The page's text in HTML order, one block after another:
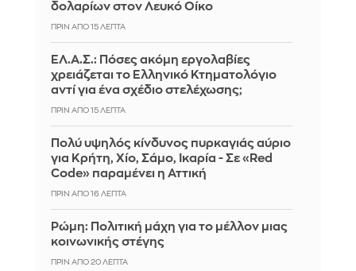
δολαρίων στον Λευκό Οίκο
ΠΡΙΝ ΑΠΌ 15 ΛΕΠΤΆ
ΕΛ.Α.Σ.: Πόσες ακόμη εργολαβίες
χρειάζεται το Ελληνικό Κτηματολόγιο
αντί για ένα σχέδιο στελέχωσης;
ΠΡΙΝ ΑΠΌ 15 ΛΕΠΤΆ
Πολύ υψηλός κίνδυνος πυρκαγιάς αύριο
για Κρήτη, Χίο, Σάμο, Ικαρία - Σε «Red
Code» παραμένει η Αττική
ΠΡΙΝ ΑΠΌ 16 ΛΕΠΤΆ
Ρώμη: Πολιτική μάχη για το μέλλον μιας
κοινωνικής στέγης
ΠΡΙΝ ΑΠΌ 20 ΛΕΠΤΆ